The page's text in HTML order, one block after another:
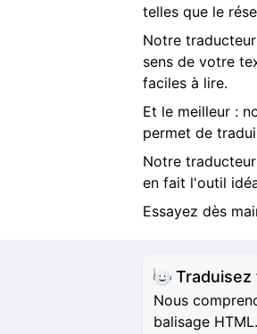
telles que le
Notre
sens de votre
faciles à lire.
Et le meilleur :
permet de
Notre
en fait l'outil
Essayez dès
Traduisez
Nous
balisage